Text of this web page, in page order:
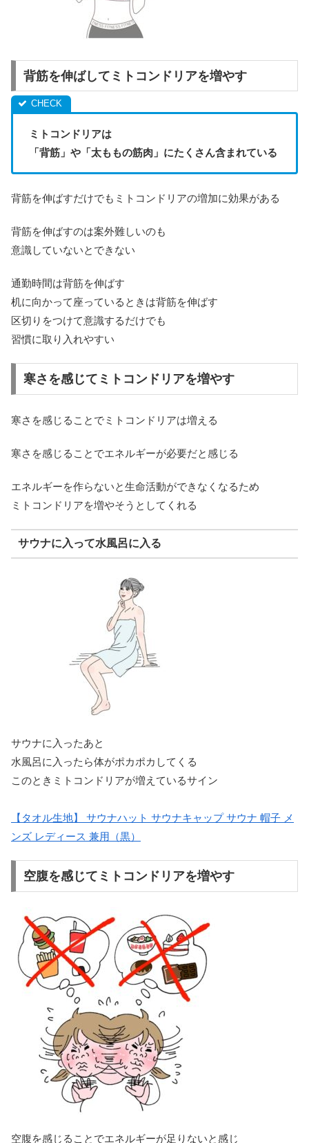
背筋を伸ばしてミトコンドリアを増やす
ミトコンドリアは
「背筋」や「太ももの筋肉」にたくさん含まれている
背筋を伸ばすだけでもミトコンドリアの増加に効果がある
背筋を伸ばすのは案外難しいのも
意識していないとできない
通勤時間は背筋を伸ばす
机に向かって座っているときは背筋を伸ばす
区切りをつけて意識するだけでも
習慣に取り入れやすい
寒さを感じてミトコンドリアを増やす
寒さを感じることでミトコンドリアは増える
寒さを感じることでエネルギーが必要だと感じる
エネルギーを作らないと生命活動ができなくなるため
ミトコンドリアを増やそうとしてくれる
サウナに入って水風呂に入る
サウナに入ったあと
水風呂に入ったら体がポカポカしてくる
このときミトコンドリアが増えているサイン
【タオル生地】 サウナハット サウナキャップ サウナ 帽子 メ
ンズ レディース 兼用（黒）
空腹を感じてミトコンドリアを増やす
空腹を感じることでエネルギーが足りないと感じ